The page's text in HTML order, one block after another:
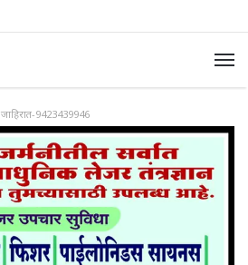
जाहिरात-9423439946